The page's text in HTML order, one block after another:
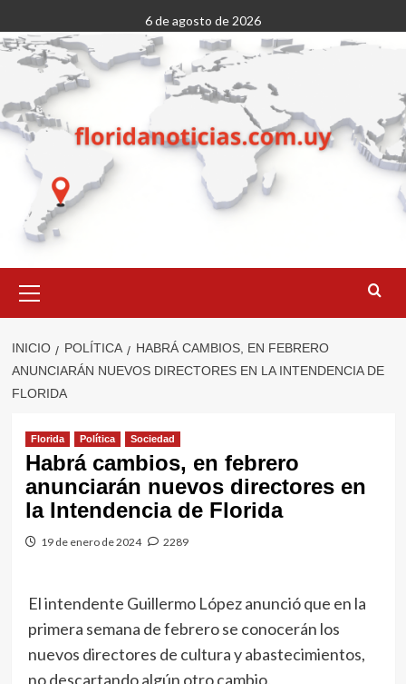
al
contenido
6 de agosto de 2026
primario
INICIO POLÍTICA
HABRÁ CAMBIOS, EN FEBRERO
ANUNCIARÁN NUEVOS DIRECTORES EN LA INTENDENCIA DE
FLORIDA
Florida Política Sociedad
Habrá cambios, en febrero
anunciarán nuevos directores en
la Intendencia de Florida
19 de enero de 2024 2289
El intendente Guillermo López anunció que en la
primera semana de febrero se conocerán los
nuevos directores de cultura y abastecimientos,
no descartando algún otro cambio.